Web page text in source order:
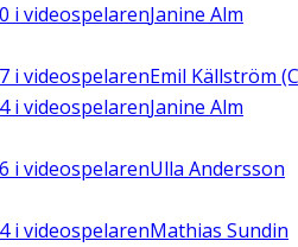
i videospelarenJanine Alm
i videospelarenEmil Källström
i videospelarenJanine Alm
i videospelarenUlla Andersson
i videospelarenMathias Sundin